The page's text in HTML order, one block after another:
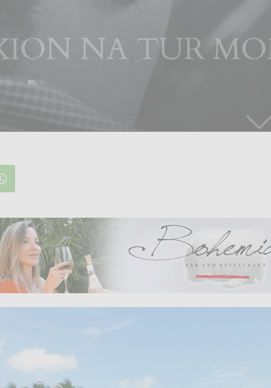
NA TUR
0